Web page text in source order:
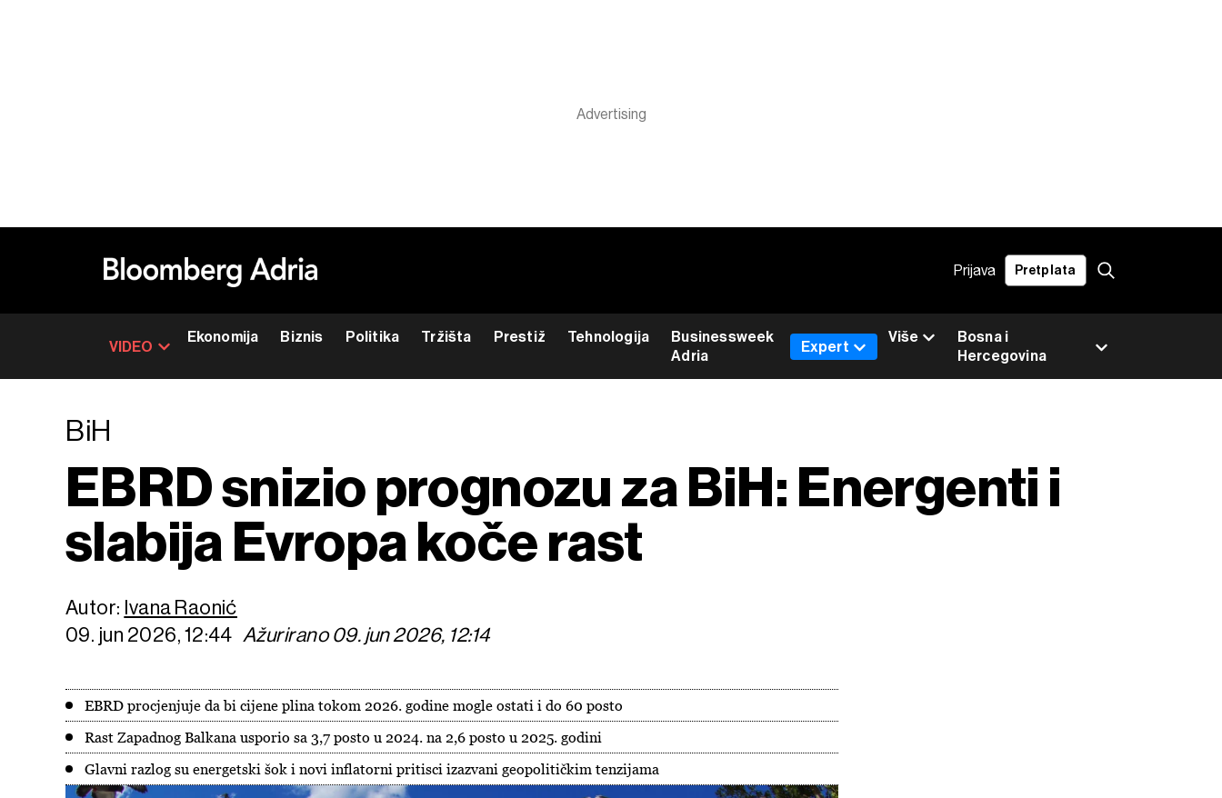
Prijava Pretplata
VIDEO
Ekonomija Biznis Politika Tržišta Prestiž Tehnologija
Businessweek
Adria
Bosna i
Hercegovina
Expert
Više
BiH
EBRD snizio prognozu za BiH: Energenti i
slabija Evropa koče rast
Autor: Ivana Raonić
09. jun 2026, 12:44 Ažurirano 09. jun 2026, 12:14
EBRD procjenjuje da bi cijene plina tokom 2026. godine mogle ostati i do 60 posto
Rast Zapadnog Balkana usporio sa 3,7 posto u 2024. na 2,6 posto u 2025. godini
Glavni razlog su energetski šok i novi inflatorni pritisci izazvani geopolitičkim tenzijama